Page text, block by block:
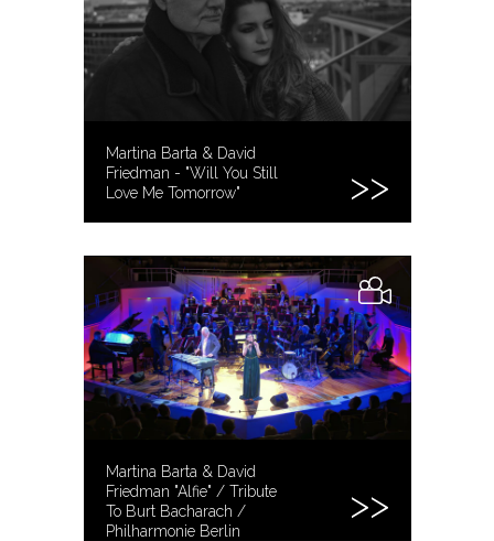
Martina Barta & David
Friedman - "Will You Still
Love Me Tomorrow"
Martina Barta & David
Friedman "Alfie" / Tribute
To Burt Bacharach /
Philharmonie Berlin